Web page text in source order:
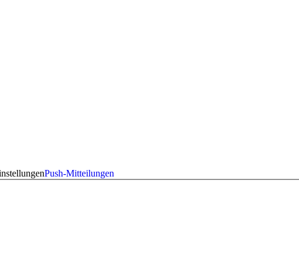
Push-Mitteilungen